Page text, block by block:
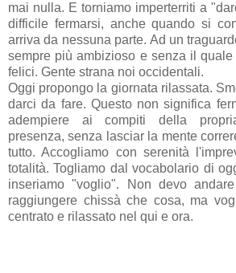
mai nulla. E torniamo imperterriti a
difficile fermarsi, anche quando si
arriva da nessuna parte. Ad un
sempre più ambizioso e senza il
felici. Gente strana noi occidentali.
Oggi propongo la giornata rilassata.
darci da fare. Questo non significa
adempiere ai compiti della
presenza, senza lasciar la mente
tutto. Accogliamo con serenità
totalità. Togliamo dal vocabolario di
inseriamo "voglio". Non devo
raggiungere chissà che cosa, ma
centrato e rilassato nel qui e ora.